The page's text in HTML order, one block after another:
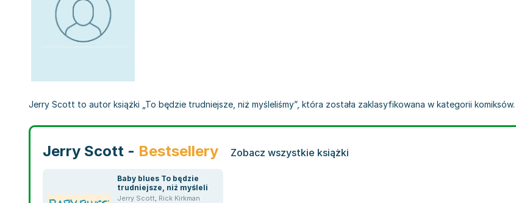
Jerry Scott to autor książki „To będzie trudniejsze, niż myśleliśmy”, która została zaklasyfikowana w kategorii komiksów.
Jerry Scott - Bestsellery Zobacz wszystkie książki
Baby blues To będzie
trudniejsze, niż myśleli
Jerry Scott, Rick Kirkman